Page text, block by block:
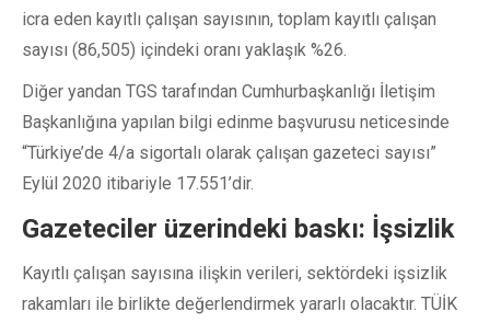
icra eden kayıtlı çalışan sayısının, toplam kayıtlı çalışan
sayısı (86,505) içindeki oranı yaklaşık %26.
Diğer yandan TGS tarafından Cumhurbaşkanlığı İletişim
Başkanlığına yapılan bilgi edinme başvurusu neticesinde
“Türkiye’de 4/a sigortalı olarak çalışan gazeteci sayısı”
Eylül 2020 itibariyle 17.551’dir.
Gazeteciler üzerindeki baskı: İşsizlik
Kayıtlı çalışan sayısına ilişkin verileri, sektördeki işsizlik
rakamları ile birlikte değerlendirmek yararlı olacaktır. TÜİK